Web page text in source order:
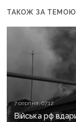
ТАКОЖ ЗА ТЕМОЮ
7 серпня, 07:12
Війська рф